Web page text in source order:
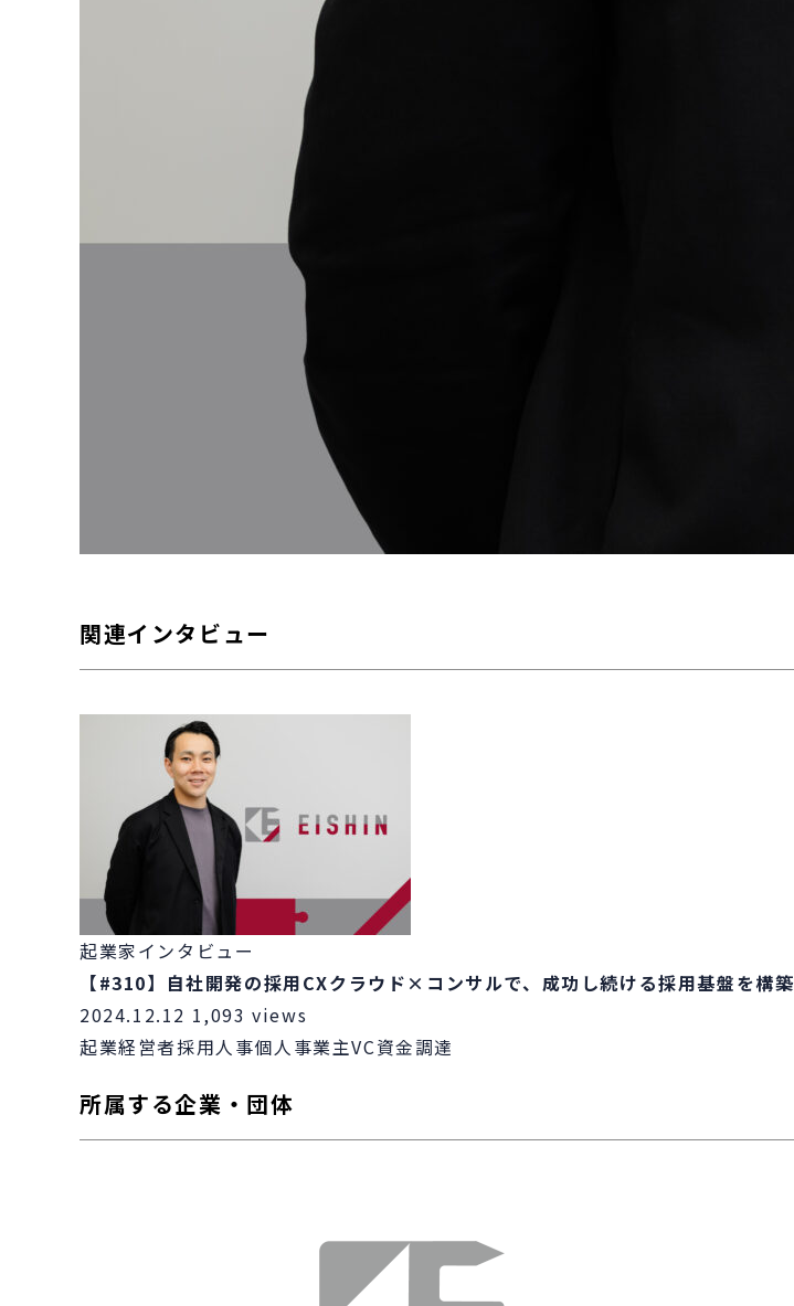
関連インタビュー
起業家インタビュー
【#310】自社開発の採用CXクラウド×コンサルで、成功し続ける採用基盤を構築
2024.12.12 1,093 views
起業経営者採用人事個人事業主VC資金調達
所属する企業・団体